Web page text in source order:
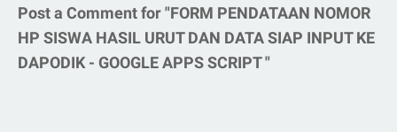
Post a Comment for "FORM PENDATAAN NOMOR
HP SISWA HASIL URUT DAN DATA SIAP INPUT KE
DAPODIK - GOOGLE APPS SCRIPT "